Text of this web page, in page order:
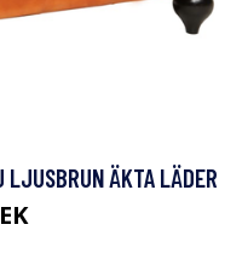
ÄKTA LÄDER